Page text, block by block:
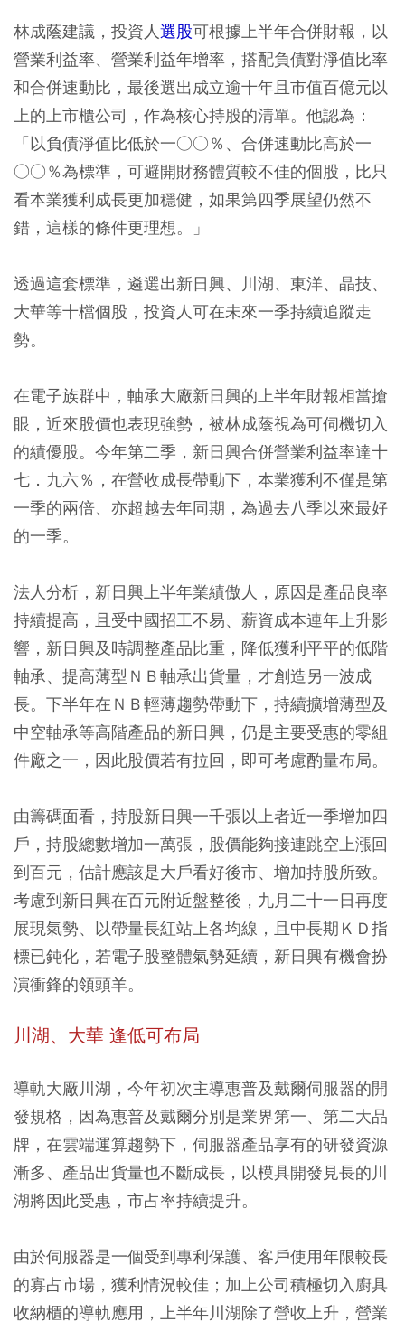
林成蔭建議，投資人選股可根據上半年合併財報，以
營業利益率、營業利益年增率，搭配負債對淨值比率
和合併速動比，最後選出成立逾十年且市值百億元以
上的上市櫃公司，作為核心持股的清單。他認為：
「以負債淨值比低於一○○％、合併速動比高於一
○○％為標準，可避開財務體質較不佳的個股，比只
看本業獲利成長更加穩健，如果第四季展望仍然不
錯，這樣的條件更理想。」
透過這套標準，遴選出新日興、川湖、東洋、晶技、
大華等十檔個股，投資人可在未來一季持續追蹤走
勢。
在電子族群中，軸承大廠新日興的上半年財報相當搶
眼，近來股價也表現強勢，被林成蔭視為可伺機切入
的績優股。今年第二季，新日興合併營業利益率達十
七．九六％，在營收成長帶動下，本業獲利不僅是第
一季的兩倍、亦超越去年同期，為過去八季以來最好
的一季。
法人分析，新日興上半年業績傲人，原因是產品良率
持續提高，且受中國招工不易、薪資成本連年上升影
響，新日興及時調整產品比重，降低獲利平平的低階
軸承、提高薄型ＮＢ軸承出貨量，才創造另一波成
長。下半年在ＮＢ輕薄趨勢帶動下，持續擴增薄型及
中空軸承等高階產品的新日興，仍是主要受惠的零組
件廠之一，因此股價若有拉回，即可考慮酌量布局。
由籌碼面看，持股新日興一千張以上者近一季增加四
戶，持股總數增加一萬張，股價能夠接連跳空上漲回
到百元，估計應該是大戶看好後市、增加持股所致。
考慮到新日興在百元附近盤整後，九月二十一日再度
展現氣勢、以帶量長紅站上各均線，且中長期ＫＤ指
標已鈍化，若電子股整體氣勢延續，新日興有機會扮
演衝鋒的領頭羊。
川湖、大華 逢低可布局
導軌大廠川湖，今年初次主導惠普及戴爾伺服器的開
發規格，因為惠普及戴爾分別是業界第一、第二大品
牌，在雲端運算趨勢下，伺服器產品享有的研發資源
漸多、產品出貨量也不斷成長，以模具開發見長的川
湖將因此受惠，市占率持續提升。
由於伺服器是一個受到專利保護、客戶使用年限較長
的寡占市場，獲利情況較佳；加上公司積極切入廚具
收納櫃的導軌應用，上半年川湖除了營收上升，營業